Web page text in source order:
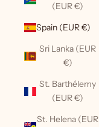
(EUR €)
Spain (EUR €)
Sri Lanka (EUR
€)
St. Barthélemy
(EUR €)
St. Helena (EUR